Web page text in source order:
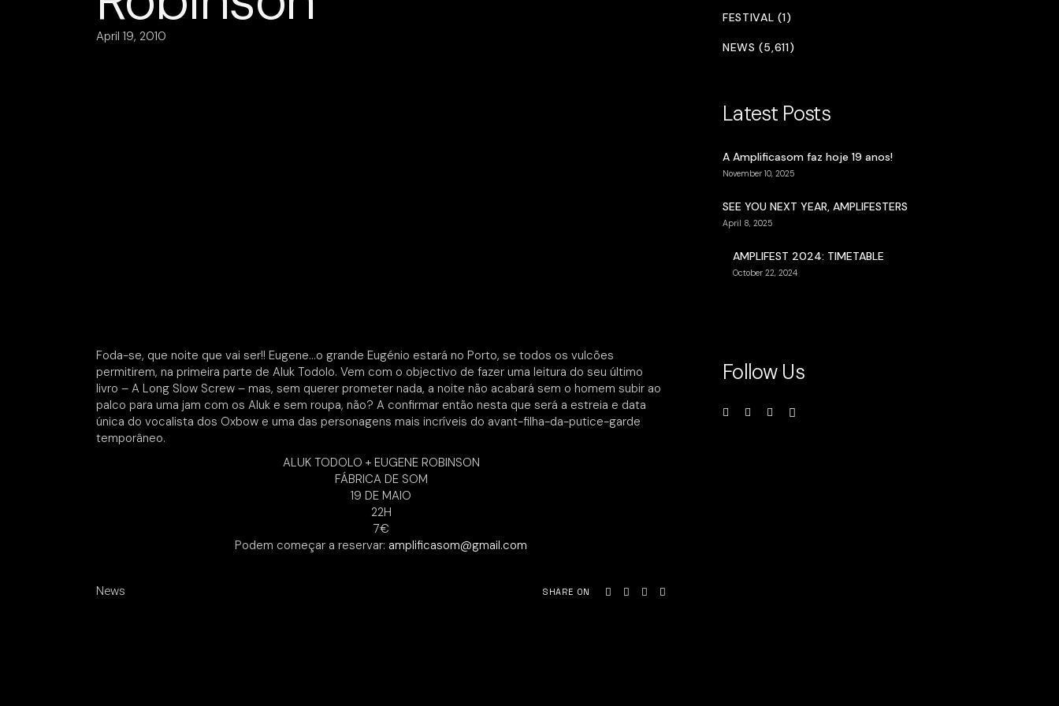
April 19, 2010
Foda-se, que noite que vai ser!! Eugene…o grande Eugénio estará no Porto, se todos os vulcões
permitirem, na primeira parte de Aluk Todolo. Vem com o objectivo de fazer uma leitura do seu último
livro – A Long Slow Screw – mas, sem querer prometer nada, a noite não acabará sem o homem subir ao
palco para uma jam com os Aluk e sem roupa, não? A confirmar então nesta que será a estreia e data
única do vocalista dos Oxbow e uma das personagens mais incríveis do avant-filha-da-putice-garde
temporâneo.
ALUK TODOLO + EUGENE ROBINSON
FÁBRICA DE SOM
19 DE MAIO
22H
7€
Podem começar a reservar: amplificasom@gmail.com
News SHARE ON
FESTIVAL (1)
NEWS (5,611)
Latest Posts
A Amplificasom faz hoje 19 anos!
November 10, 2025
SEE YOU NEXT YEAR, AMPLIFESTERS
April 8, 2025
AMPLIFEST 2024: TIMETABLE
October 22, 2024
Follow Us